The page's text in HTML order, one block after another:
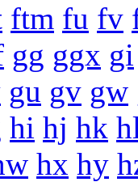
ftm fu fv
gg ggx gi
gu gv gw
hi hj hk
hx hy